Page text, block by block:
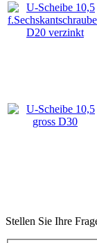
Stellen Sie Ihre